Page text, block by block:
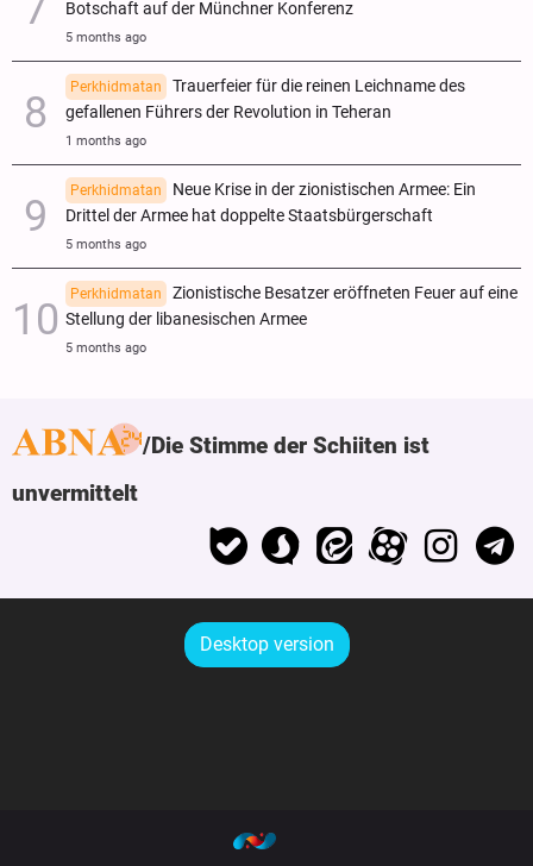
Botschaft auf der Münchner Konferenz
5 months ago
Perkhidmatan
Trauerfeier für die reinen Leichname des
gefallenen Führers der Revolution in Teheran
1 months ago
Perkhidmatan
Neue Krise in der zionistischen Armee: Ein
Drittel der Armee hat doppelte Staatsbürgerschaft
5 months ago
Perkhidmatan
Zionistische Besatzer eröffneten Feuer auf eine
Stellung der libanesischen Armee
5 months ago
Die Stimme der Schiiten ist
unvermittelt
Desktop version